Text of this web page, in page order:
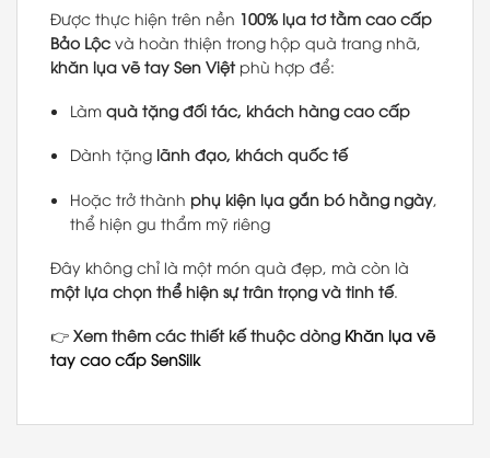
Được thực hiện trên nền 100% lụa tơ tằm cao cấp
Bảo Lộc và hoàn thiện trong hộp quà trang nhã,
khăn lụa vẽ tay Sen Việtphù hợp để:
Làmquà tặng đối tác, khách hàng cao cấp
Dành tặng lãnh đạo, khách quốc tế
Hoặc trở thành phụ kiện lụa gắn bó hằng ngày
thể hiện gu thẩm mỹ riêng
Đây không chỉ là một món quà đẹp, mà còn là
một lựa chọn thể hiện sự trân trọng và tinh tế.
👉 Xem thêm các thiết kế thuộc dòng Khăn lụa vẽ
tay cao cấp SenSilk